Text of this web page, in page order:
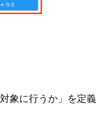
象に行うか」を定義